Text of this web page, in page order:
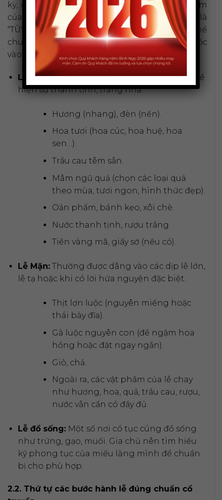
kỳ, xa hoa, quan trọng nhất vẫn là sự thành tâm
của người hành lễ. Nguyên tắc vàng cần nhớ là
“TÙY TÂM, CỐT Ở LÒNG THÀNH”. Gia chủ có thể
chuẩn bị lễ chay, lễ mặn hoặc cả hai tùy thuộc
vào điều kiện và phong tục của địa phương.
Lễ Chay:Thường được sử dụng phổ biến, thể
hiện sự thanh tịnh, trang nhã.
Hương (nhang), đèn (nến).
Hoa tươi (hoa cúc, hoa huệ, hoa
sen…).
Trầu cau têm sẵn.
Mâm ngũ quả (chọn các loại quả
theo mùa, tươi ngon, hình thức đẹp).
Oản phẩm, bánh kẹo, xôi chè.
Nước thanh tịnh, rượu trắng.
Tiền vàng mã, giấy sớ (nếu có).
Lễ Mặn:Thường được dâng vào các dịp lễ lớn,
lễ tạ hoặc khi có lời hứa nguyện đặc biệt.
Thịt lợn luộc (nguyên miếng hoặc
thái bày đĩa).
Gà luộc nguyên con (để ngậm hoa
hồng hoặc đặt ngay ngắn).
Giò, chả.
Ngoài ra, các vật phẩm của lễ chay
như hương, hoa, quả, trầu cau, rượu,
nước vẫn cần có đầy đủ.
Lễ đồ sống:Một số nơi có tục cúng đồ sống
như trứng, gạo, muối. Gia chủ nên tìm hiểu
kỹ phong tục của miếu làng mình để chuẩn
bị cho phù hợp.
2.2. Thứ tự các bước hành lễ đúng chuẩn cổ